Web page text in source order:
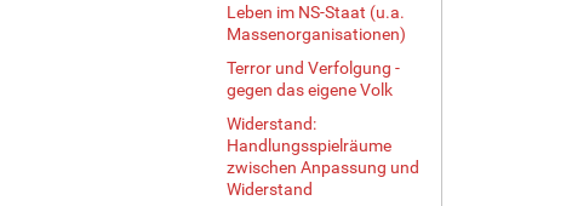
Leben im NS-Staat (u.a.
Massenorganisationen)
Terror und Verfolgung -
gegen das eigene Volk
Widerstand:
Handlungsspielräume
zwischen Anpassung und
Widerstand